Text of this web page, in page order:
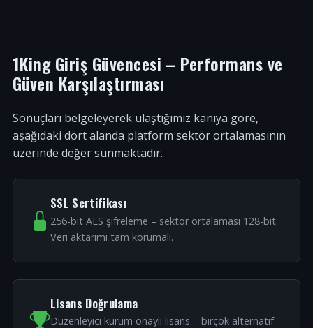
1King Giriş Güvencesi – Performans ve
Güven Karşılaştırması
Sonuçları belgeleyerek ulaştığımız kanıya göre,
aşağıdaki dört alanda platform sektör ortalamasının
üzerinde değer sunmaktadır.
SSL Sertifikası
256-bit AES şifreleme – sektör ortalaması 128-bit.
Veri aktarımı tam korumalı.
Lisans Doğrulama
Düzenleyici kurum onaylı lisans – birçok alternatif